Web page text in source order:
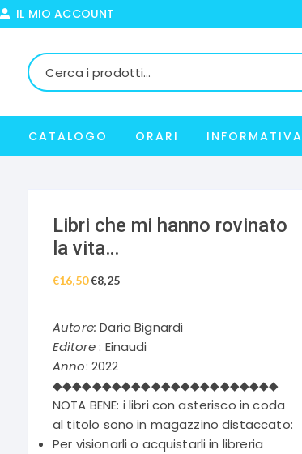
IL MIO ACCOUNT
CATALOGO ORARI INFORMATIVA
Libri che mi hanno rovinato
la vita…
€16,50Il
originale
era:
€16,50.
€8,25Il
attuale
Autore: Daria Bignardi
Editore: Einaudi
Anno: 2022
◆◆◆◆◆◆◆◆◆◆◆◆◆◆◆◆◆◆◆◆◆◆◆
NOTA BENE: i libri con asterisco in coda
al titolo sono in magazzino distaccato:
Per visionarli o acquistarli in libreria